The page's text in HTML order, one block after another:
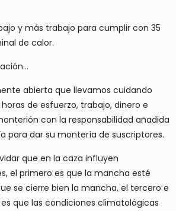
y más trabajo para cumplir con 35
de calor.
abierta que llevamos cuidando
de esfuerzo, trabajo, dinero e
con la responsabilidad añadida
para dar su montería de suscriptores.
que en la caza influyen
el primero es que la mancha esté
se cierre bien la mancha, el tercero e
que las condiciones climatológicas